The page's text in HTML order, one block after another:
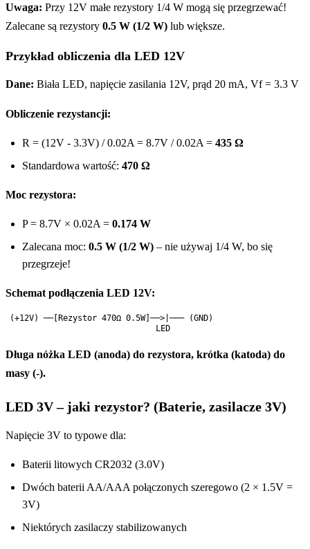
Uwaga: Przy 12V małe rezystory 1/4 W mogą się przegrzewać!
Zalecane są rezystory 0.5 W (1/2 W) lub większe.
Przykład obliczenia dla LED 12V
Dane: Biała LED, napięcie zasilania 12V, prąd 20 mA, Vf = 3.3 V
Obliczenie rezystancji:
R = (12V - 3.3V) / 0.02A = 8.7V / 0.02A = 435 Ω
Standardowa wartość: 470 Ω
Moc rezystora:
P = 8.7V × 0.02A = 0.174 W
Zalecana moc: 0.5 W (1/2 W) – nie używaj 1/4 W, bo się
przegrzeje!
Schemat podłączenia LED 12V:
(+12V) ──[Rezystor 470Ω 0.5W]──>|─── (GND)
Długa nóżka LED (anoda) do rezystora, krótka (katoda) do
masy (-).
LED 3V – jaki rezystor? (Baterie, zasilacze 3V)
Napięcie 3V to typowe dla:
Baterii litowych CR2032 (3.0V)
Dwóch baterii AA/AAA połączonych szeregowo (2 × 1.5V =
3V)
Niektórych zasilaczy stabilizowanych